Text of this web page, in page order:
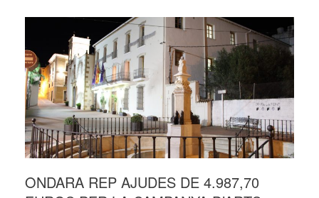
ONDARA REP AJUDES DE 4.987,70